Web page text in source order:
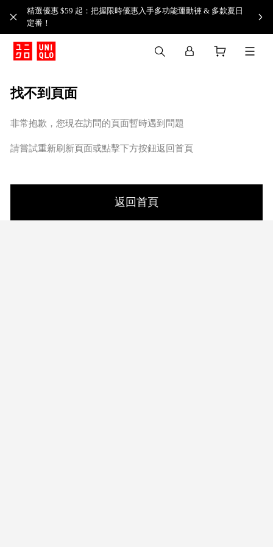
精選優惠 $59 起：把握限時優惠入手多功能運動褲 & 多款夏日
定番！​
找不到頁面
非常抱歉，您現在訪問的頁面暫時遇到問題
請嘗試重新刷新頁面或點擊下方按鈕返回首頁
返回首頁